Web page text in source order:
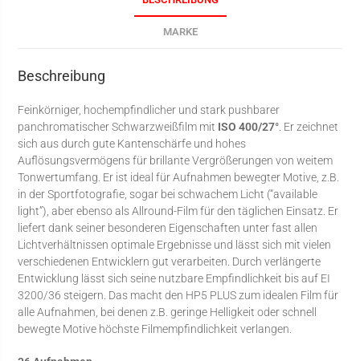
MARKE
Beschreibung
Feinkörniger, hochempfindlicher und stark pushbarer
panchromatischer Schwarzweißfilm mit ISO 400/27° . Er zeichnet
sich aus durch gute Kantenschärfe und hohes
Auflösungsvermögens für brillante Vergrößerungen von weitem
Tonwertumfang. Er ist ideal für Aufnahmen bewegter Motive, z.B.
in der Sportfotografie, sogar bei schwachem Licht (“available
light”), aber ebenso als Allround-Film für den täglichen Einsatz. Er
liefert dank seiner besonderen Eigenschaften unter fast allen
Lichtverhältnissen optimale Ergebnisse und lässt sich mit vielen
verschiedenen Entwicklern gut verarbeiten. Durch verlängerte
Entwicklung lässt sich seine nutzbare Empfindlichkeit bis auf EI
3200/36 steigern. Das macht den HP5 PLUS zum idealen Film für
alle Aufnahmen, bei denen z.B. geringe Helligkeit oder schnell
bewegte Motive höchste Filmempfindlichkeit verlangen.